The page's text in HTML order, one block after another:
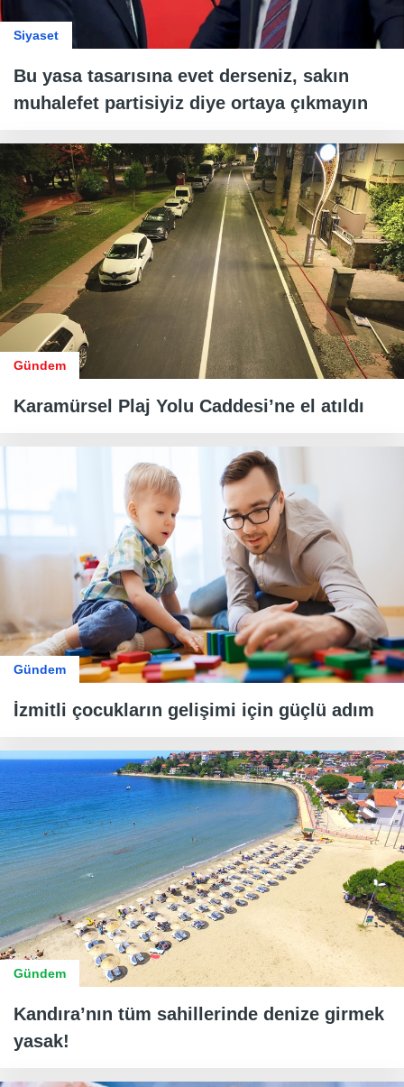
Siyaset
Bu yasa tasarısına evet derseniz, sakın
muhalefet partisiyiz diye ortaya çıkmayın
Gündem
Karamürsel Plaj Yolu Caddesi’ne el atıldı
Gündem
İzmitli çocukların gelişimi için güçlü adım
Gündem
Kandıra’nın tüm sahillerinde denize girmek
yasak!